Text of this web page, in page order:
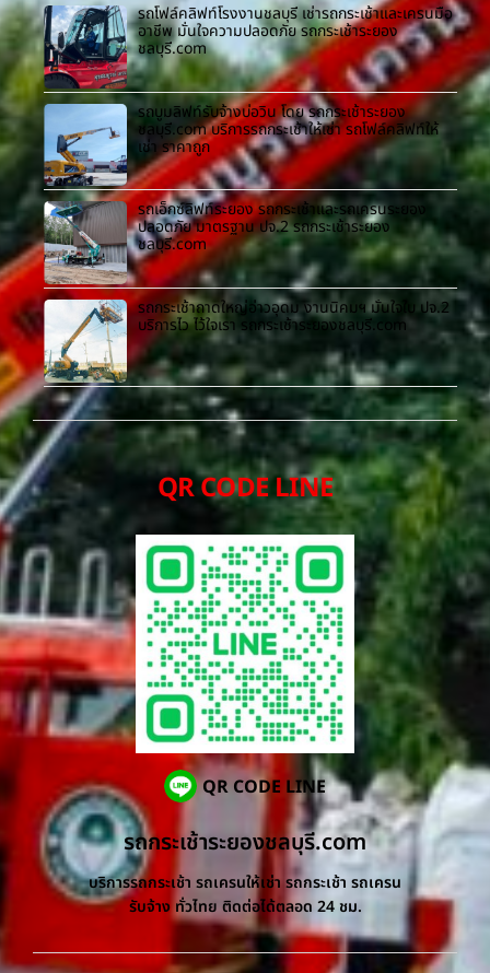
รถโฟล์คลิฟท์โรงงานชลบุรี เช่ารถกระเช้าและเครนมือ
อาชีพ มั่นใจความปลอดภัย รถกระเช้าระยอง
ชลบุรี.com
รถบูมลิฟท์รับจ้างบ่อวิน โดย รถกระเช้าระยอง
ชลบุรี.com บริการรถกระเช้าให้เช่า รถโฟล์คลิฟท์ให้
เช่า ราคาถูก
รถเอ็กซ์ลิฟท์ระยอง รถกระเช้าและรถเครนระยอง
ปลอดภัย มาตรฐาน ปจ.2 รถกระเช้าระยอง
ชลบุรี.com
รถกระเช้าถาดใหญ่อ่าวอุดม งานนิคมฯ มั่นใจใบ ปจ.2
บริการไว ไว้ใจเรา รถกระเช้าระยองชลบุรี.com
QR CODE LINE
QR CODE LINE
รถกระเช้าระยองชลบุรี.com
บริการรถกระเช้า รถเครนให้เช่า รถกระเช้า รถเครน
รับจ้าง ทั่วไทย ติดต่อได้ตลอด 24 ชม.